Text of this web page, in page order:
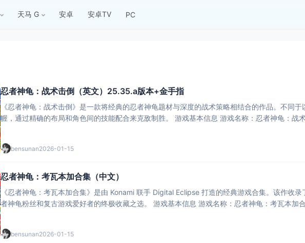
天马 G 安卓 安卓TV PC
忍者神龟：战术击倒（英文）25.35.a版本+金手指
《忍者神龟：战术击倒》是一款将经典的忍者神龟题材与深度的战术策略相结合的作品。不同
bensunan2026-01-15
忍者神龟：考瓦本加合集（中文）
《忍者神龟：考瓦本加合集》是由 Konami 联手 Digital Eclipse 打造的经典游戏合集。该作收
者神龟粉丝和复古游戏爱好者的终极收藏之选。 游戏基本信息 游戏名称：
bensunan2026-01-15